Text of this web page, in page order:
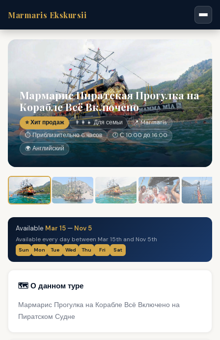
Marmaris Ekskursii
Мармарис Пиратская Прогулка на
Корабле Всё Включено
⭐ Хит продаж 👨‍👩‍👧 Для семьи
📍 Marmaris
⏱ Приблизительно 6 часов
🕐 С 10:00 до 16:00
🌍 Английский
Available Mar 15 — Nov 5
Available every day between Mar 15th and Nov 5th
Sun Mon Tue Wed Thu Fri Sat
🗺️ О данном туре
Мармарис Прогулка на Корабле Всё Включено на
Пиратском Судне